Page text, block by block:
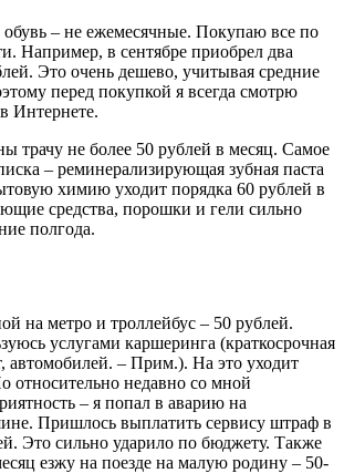
– не ежемесячные. Покупаю все по
Например, в сентябре приобрел два
Это очень дешево, учитывая средние
перед покупкой я всегда смотрю
Интернете.
трачу не более 50 рублей в месяц. Самое
– реминерализирующая зубная паста
химию уходит порядка 60 рублей в
средства, порошки и гели сильно
полгода.
на метро и троллейбус – 50 рублей.
услугами каршеринга (краткосрочная
автомобилей. – Прим.). На это уходит
относительно недавно со мной
– я попал в аварию на
Пришлось выплатить сервису штраф в
Это сильно ударило по бюджету. Также
езжу на поезде на малую родину – 50-